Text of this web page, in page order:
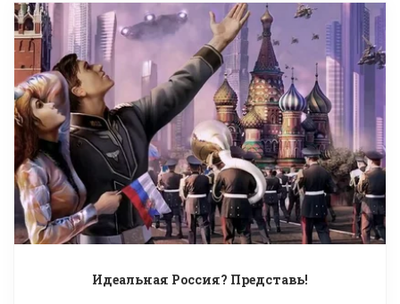
Идеальная Россия? Представь!